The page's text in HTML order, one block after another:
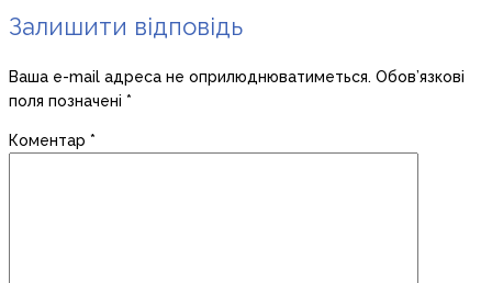
Залишити відповідь
Ваша e-mail адреса не оприлюднюватиметься. Обов’язкові
поля позначені *
Коментар *